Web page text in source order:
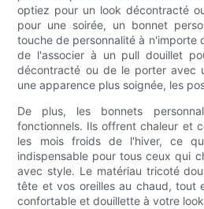
optiez pour un look décontracté
pour une soirée, un bonnet
touche de personnalité à n'importe
de l'associer à un pull douillet
décontracté ou de le porter avec
une apparence plus soignée, les
De plus, les bonnets
fonctionnels. Ils offrent chaleur et
les mois froids de l'hiver, ce
indispensable pour tous ceux qui
avec style. Le matériau tricoté
tête et vos oreilles au chaud, tout
confortable et douillette à votre